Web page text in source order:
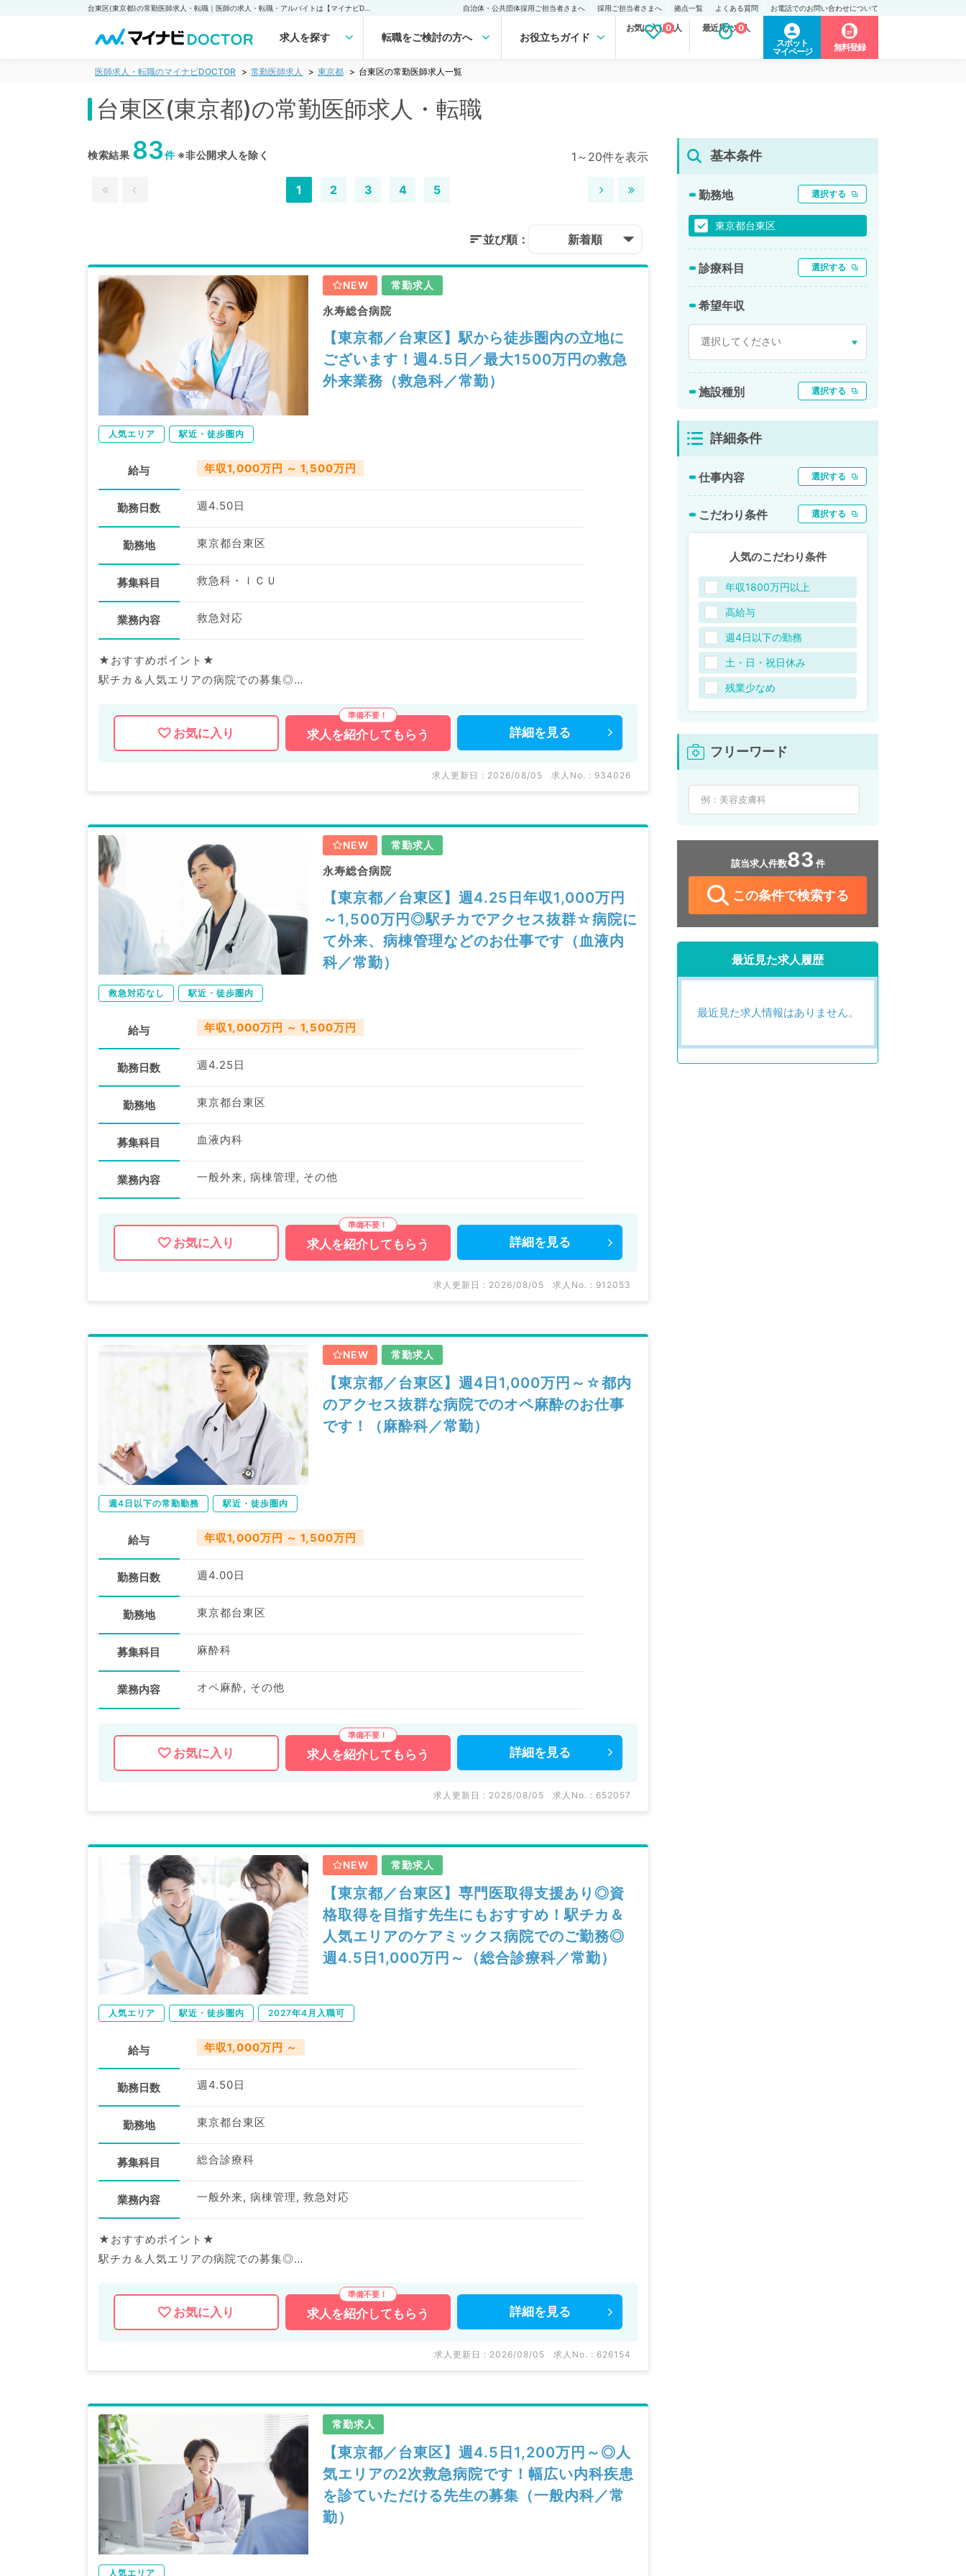
自治体・公共団体採用ご担当者さまへ 採用ご担当者さまへ 拠点一覧 よくある質問 お電話でのお問い合わせについて
求人を探す 転職をご検討の方へ お役立ちガイド
お気に入り求人
0 最近見た求人
0
スポット
マイページ
無料登録
医師求人・転職のマイナビDOCTOR 常勤医師求人 東京都 台東区の常勤医師求人一覧
台東区(東京都)の常勤医師求人・転職
検索結果 83件※非公開求人を除く 1～20件を表示
1 2 3 4 5
並び順： 新着順
NEW 常勤求人
永寿総合病院
【東京都／台東区】駅から徒歩圏内の立地に
ございます！週4.5日／最大1500万円の救急
外来業務（救急科／常勤）
人気エリア 駅近・徒歩圏内
給与 年収1,000万円 ～ 1,500万円
勤務日数 週4.50日
勤務地 東京都台東区
募集科目 救急科・ＩＣＵ
業務内容 救急対応
★おすすめポイント★
駅チカ＆人気エリアの病院での募集◎
資格取得を目指している先生にもおすすめのご求人です。
お気に入り 求人を紹介してもらう 詳細を 見る
求人更新日 : 2026/08/05 求人No. : 934026
NEW 常勤求人
永寿総合病院
【東京都／台東区】週4.25日年収1,000万円
～1,500万円◎駅チカでアクセス抜群☆病院に
て外来、病棟管理などのお仕事です（血液内
科／常勤）
救急対応なし 駅近・徒歩圏内
給与 年収1,000万円 ～ 1,500万円
勤務日数 週4.25日
勤務地 東京都台東区
募集科目 血液内科
業務内容 一般外来, 病棟管理, その他
お気に入り 求人を紹介してもらう 詳細を 見る
求人更新日 : 2026/08/05 求人No. : 912053
NEW 常勤求人
【東京都／台東区】週4日1,000万円～☆都内
のアクセス抜群な病院でのオペ麻酔のお仕事
です！（麻酔科／常勤）
週4日以下の常勤勤務 駅近・徒歩圏内
給与 年収1,000万円 ～ 1,500万円
勤務日数 週4.00日
勤務地 東京都台東区
募集科目 麻酔科
業務内容 オペ麻酔, その他
お気に入り 求人を紹介してもらう 詳細を 見る
求人更新日 : 2026/08/05 求人No. : 652057
NEW 常勤求人
【東京都／台東区】専門医取得支援あり◎資
格取得を目指す先生にもおすすめ！駅チカ＆
人気エリアのケアミックス病院でのご勤務◎
週4.5日1,000万円～（総合診療科／常勤）
人気エリア 駅近・徒歩圏内 2027年4月入職可
給与 年収1,000万円 ～
勤務日数 週4.50日
勤務地 東京都台東区
募集科目 総合診療科
業務内容 一般外来, 病棟管理, 救急対応
★おすすめポイント★
駅チカ＆人気エリアの病院での募集◎
資格取得を目指している先生にもおすすめのご求人です。
お気に入り 求人を紹介してもらう 詳細を 見る
求人更新日 : 2026/08/05 求人No. : 626154
常勤求人
【東京都／台東区】週4.5日1,200万円～◎人
気エリアの2次救急病院です！幅広い内科疾患
を診ていただける先生の募集（一般内科／常
勤）
人気エリア
基本条件
勤務地 選択する
東京都台東区
診療科目 選択する
希望年収
施設種別 選択する
詳細条件
仕事内容 選択する
こだわり条件 選択する
人気のこだわり条件
年収1800万円以上
高給与
週4日以下の勤務
土・日・祝日休み
残業少なめ
フリーワード
該当求人件数83 件
この条件で検索する
最近見た求人履歴
最近見た求人情報はありません。